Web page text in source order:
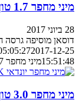
מיני מחפר 1.7 טון חדש מדוסאן
28 ביוני 2017
דוסאן מוסיפה
2017-12-25
15:51:48מיני מחפר 1.7 טון חדש מדוסאן
מיני מחפר 3.0 טון חדש ליונדאי